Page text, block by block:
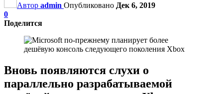
Автор admin Опубликовано Дек 6, 2019
0
Поделится
Вновь появляются слухи о
параллельно разрабатываемой